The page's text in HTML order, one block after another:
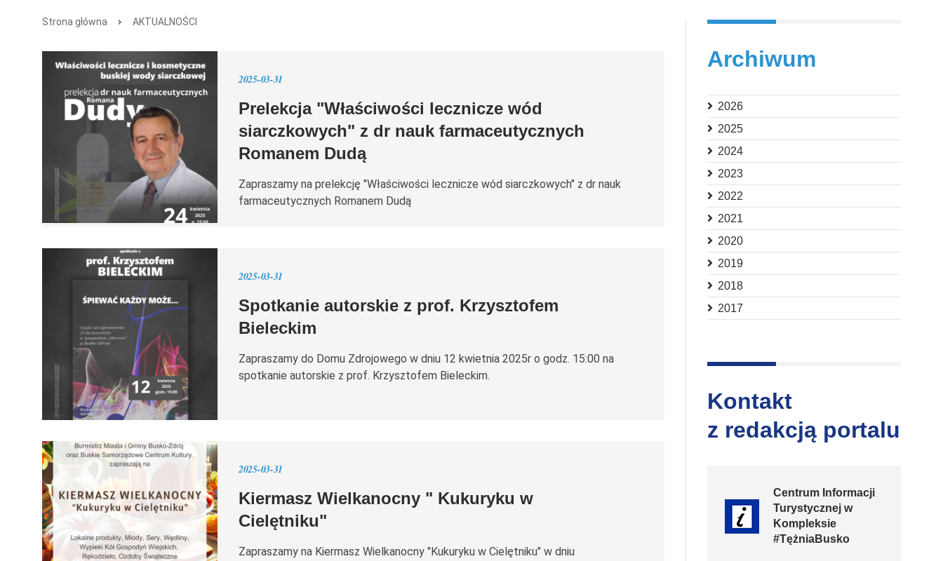
Strona główna AKTUALNOŚCI
2025-03-31
Prelekcja "Właściwości lecznicze wód
siarczkowych" z dr nauk farmaceutycznych
Romanem Dudą
Zapraszamy na prelekcję "Właściwości lecznicze wód siarczkowych" z dr nauk
farmaceutycznych Romanem Dudą
2025-03-31
Spotkanie autorskie z prof. Krzysztofem
Bieleckim
Zapraszamy do Domu Zdrojowego w dniu 12 kwietnia 2025r o godz. 15:00 na
spotkanie autorskie z prof. Krzysztofem Bieleckim.
2025-03-31
Kiermasz Wielkanocny " Kukuryku w
Cielętniku"
Zapraszamy na Kiermasz Wielkanocny "Kukuryku w Cielętniku" w dniu
Archiwum
2026
2025
2024
2023
2022
2021
2020
2019
2018
2017
Kontakt
z redakcją portalu
Centrum Informacji
Turystycznej w
Kompleksie
#TężniaBusko